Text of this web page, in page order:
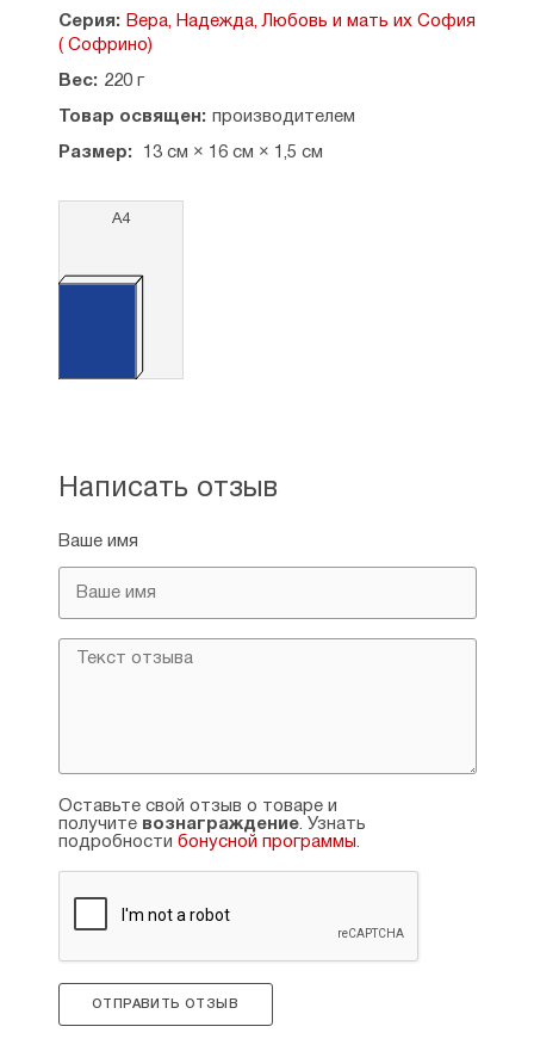
Серия: Вера, Надежда, Любовь и мать их София
( Софрино)
Вес: 220 г
Товар освящен: производителем
Размер: 13 см × 16 см × 1,5 см
А4
Написать отзыв
Ваше имя
Оставьте свой отзыв о товаре и
получите вознаграждение. Узнать
подробности бонусной программы.
ОТПРАВИТЬ ОТЗЫВ